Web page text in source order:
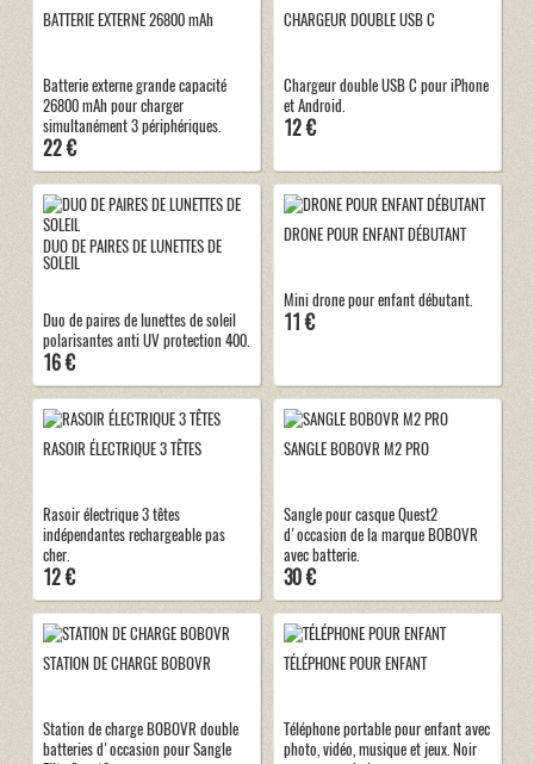
BATTERIE EXTERNE 26800 mAh
Batterie externe grande capacité
26800 mAh pour charger
simultanément 3 périphériques.
22 €
CHARGEUR DOUBLE USB C
Chargeur double USB C pour iPhone
et Android.
12 €
DUO DE PAIRES DE LUNETTES DE
SOLEIL
Duo de paires de lunettes de soleil
polarisantes anti UV protection 400.
16 €
DRONE POUR ENFANT DÉBUTANT
Mini drone pour enfant débutant.
11 €
RASOIR ÉLECTRIQUE 3 TÊTES
Rasoir électrique 3 têtes
indépendantes rechargeable pas
cher.
12 €
SANGLE BOBOVR M2 PRO
Sangle pour casque Quest2
d'occasion de la marque BOBOVR
avec batterie.
30 €
STATION DE CHARGE BOBOVR
Station de charge BOBOVR double
batteries d'occasion pour Sangle
TÉLÉPHONE POUR ENFANT
Téléphone portable pour enfant avec
photo, vidéo, musique et jeux. Noir